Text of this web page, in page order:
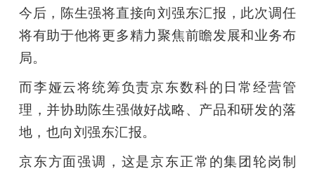
活
心
今后，陈生强将直接向刘强东汇报，此次调任
将有助于他将更多精力聚焦前瞻发展和业务布
局。
而李娅云将统筹负责京东数科的日常经营管
理，并协助陈生强做好战略、产品和研发的落
地，也向刘强东汇报。
京东方面强调，这是京东正常的集团轮岗制